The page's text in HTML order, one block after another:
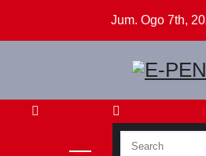
Jum. Ogo 7th,
E-PENA
Berita Digital Terkini